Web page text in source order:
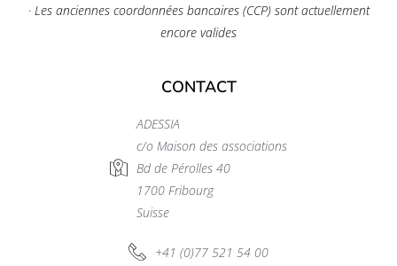
CONTACT
ADESSIA
c/o Maison des associations
Bd de Pérolles 40
1700 Fribourg
Suisse
+41 (0)77 521 54 00
· Les anciennes coordonnées bancaires (CCP) sont actuellement
encore valides